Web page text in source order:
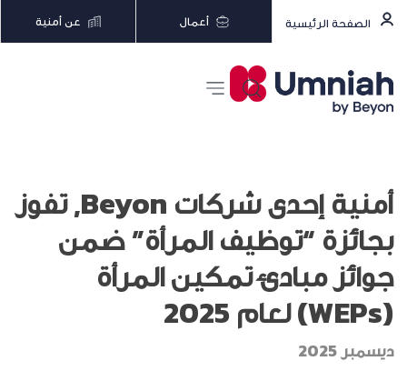
الصفحة الرئيسية أعمال عن أمنية
أمنية إحدى شركات Beyon, تفوز
بجائزة “توظيف المرأة” ضمن
جوائز مبادئ تمكين المرأة
(WEPs) لعام 2025
ديسمبر 2025